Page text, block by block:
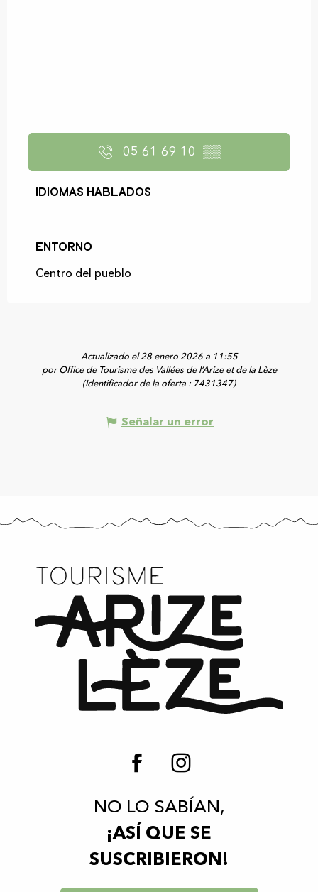
05 61 69 10 ▒▒
Idiomas hablados
Idiomas hablados
Entorno
Entorno
Centro del pueblo
Actualizado el 28 enero 2026 a 11:55
por Office de Tourisme des Vallées de l’Arize et de la Lèze
(Identificador de la oferta : 7431347)
Señalar un error
NO LO SABÍAN,
¡ASÍ QUE SE
SUSCRIBIERON!